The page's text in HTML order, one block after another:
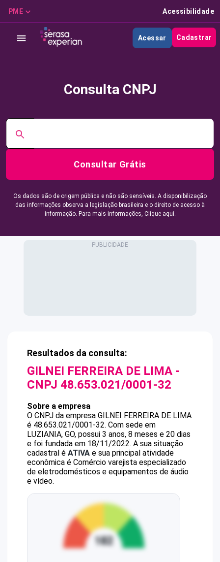
PME Acessibilidade
Acessar Cadastrar
Consulta CNPJ
Consultar Grátis
Os dados são de origem pública e não são sensíveis. A disponibilização
das informações observa a legislação brasileira e o direito de acesso à
informação. Para mais informações, Clique aqui.
Resultados da consulta:
GILNEI FERREIRA DE LIMA -
CNPJ 48.653.021/0001-32
Sobre a empresa
O CNPJ da empresa GILNEI FERREIRA DE LIMA
é 48.653.021/0001-32. Com sede em
LUZIANIA, GO, possui 3 anos, 8 meses e 20 dias
e foi fundada em 18/11/2022. A sua situação
cadastral é ATIVA e sua principal atividade
econômica é Comércio varejista especializado
de eletrodomésticos e equipamentos de áudio
e vídeo.